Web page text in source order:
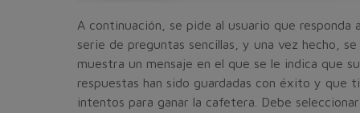
A continuación, se pide al usuario que responda
serie de preguntas sencillas, y una vez hecho, se
muestra un mensaje en el que se le indica que
respuestas han sido guardadas con éxito y que
intentos para ganar la cafetera. Debe